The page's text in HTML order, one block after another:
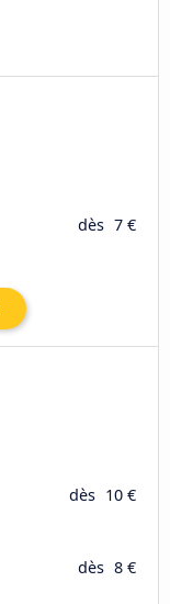
dès 7 €
dès 10 €
dès 8 €